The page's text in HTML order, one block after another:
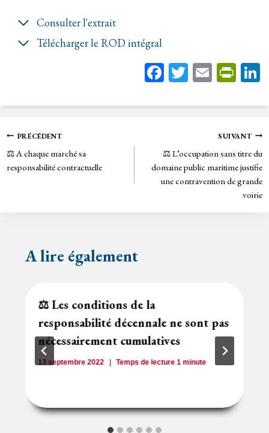
Consulter l'extrait
Télécharger le ROD intégral
Fa
bo
T
tt
E
ail
Pr
tF
rie
n
dl
y
Navigation
de
PRÉCÉDENT
⚖️ A chaque marché sa
responsabilité contractuelle
SUIVANT
⚖️ L’occupation sans titre du
domaine public maritime justifie
une contravention de grande
voirie
A lire également
⚖️ Les conditions de la
responsabilité décennale ne sont pas
nécessairement cumulatives
13 septembre 2022 Temps de lecture 1minute